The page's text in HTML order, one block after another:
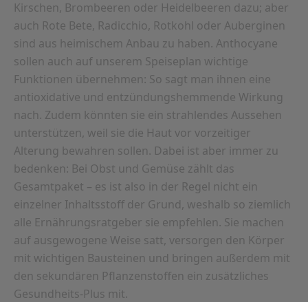
Kirschen, Brombeeren oder Heidelbeeren dazu; aber
auch Rote Bete, Radicchio, Rotkohl oder Auberginen
sind aus heimischem Anbau zu haben. Anthocyane
sollen auch auf unserem Speiseplan wichtige
Funktionen übernehmen: So sagt man ihnen eine
antioxidative und entzündungshemmende Wirkung
nach. Zudem könnten sie ein strahlendes Aussehen
unterstützen, weil sie die Haut vor vorzeitiger
Alterung bewahren sollen. Dabei ist aber immer zu
bedenken: Bei Obst und Gemüse zählt das
Gesamtpaket – es ist also in der Regel nicht ein
einzelner Inhaltsstoff der Grund, weshalb so ziemlich
alle Ernährungsratgeber sie empfehlen. Sie machen
auf ausgewogene Weise satt, versorgen den Körper
mit wichtigen Bausteinen und bringen außerdem mit
den sekundären Pflanzenstoffen ein zusätzliches
Gesundheits-Plus mit.